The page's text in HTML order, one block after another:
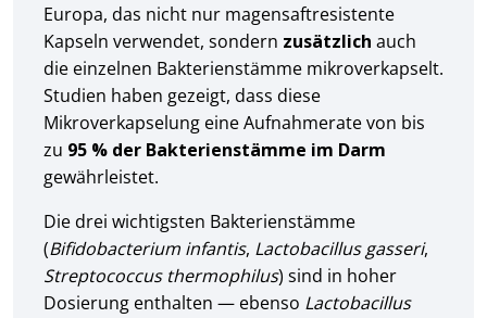
Europa, das nicht nur magensaftresistente
Kapseln verwendet, sondern zusätzlich auch
die einzelnen Bakterienstämme mikroverkapselt.
Studien haben gezeigt, dass diese
Mikroverkapselung eine Aufnahmerate von bis
zu 95 % der Bakterienstämme im Darm
gewährleistet.
Die drei wichtigsten Bakterienstämme
(Bifidobacterium infantis, Lactobacillus gasseri,
Streptococcus thermophilus) sind in hoher
Dosierung enthalten — ebenso Lactobacillus